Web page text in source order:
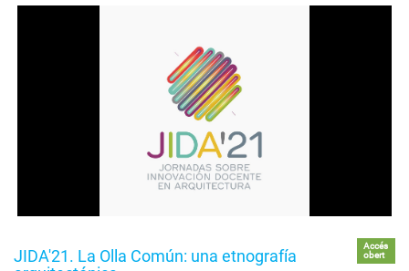
JIDA'21. La Olla Común: una etnografía
Accés
obert